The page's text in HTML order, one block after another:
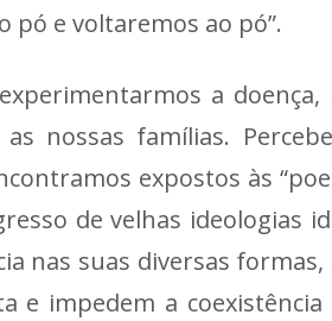
pó e voltaremos ao pó”.
a
nossas famílias.
expostos às
de velhas ideologias
nas suas diversas
e impedem a